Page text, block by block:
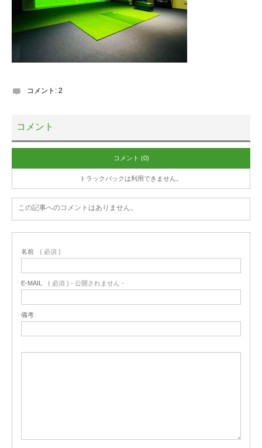
コメント: 2
コメント
コメント (0)
トラックバックは利用できません。
この記事へのコメントはありません。
名前 ( 必須 )
E-MAIL ( 必須 ) - 公開されません -
備考